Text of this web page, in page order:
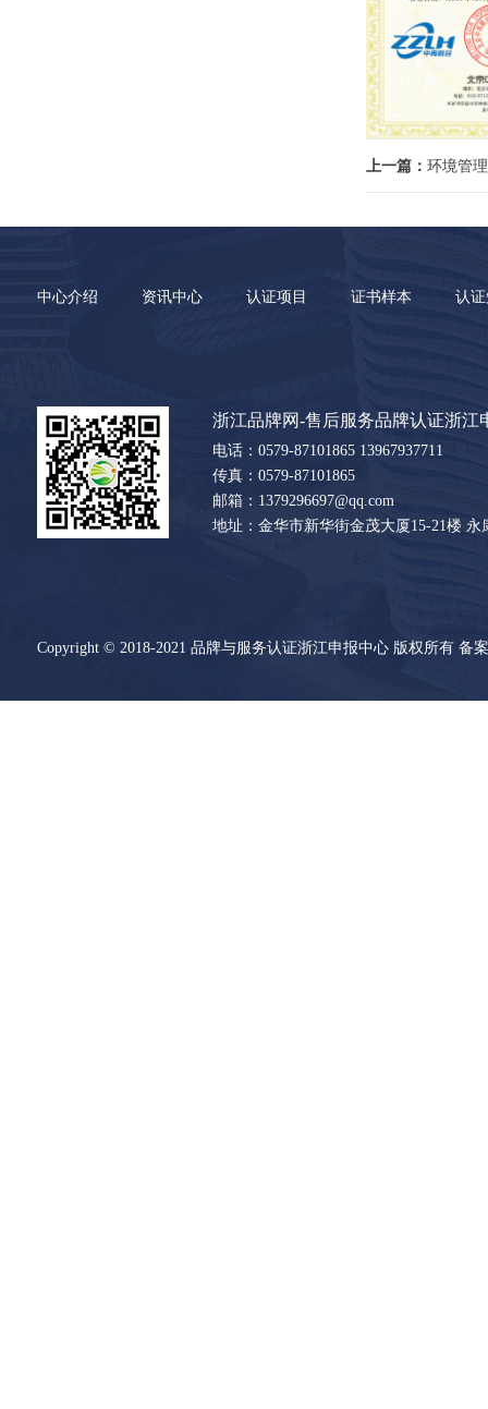
上一篇： 环境管
中心介绍 资讯中心 认证项目 证书样本 认
浙江品牌网-售后服务品牌认证浙江
电话：0579-87101865 13967937711
传真：0579-87101865
邮箱：1379296697@qq.com
地址：金华市新华街金茂大厦15-21楼
Copyright © 2018-2021 品牌与服务认证浙江申报中心 版权所有 备